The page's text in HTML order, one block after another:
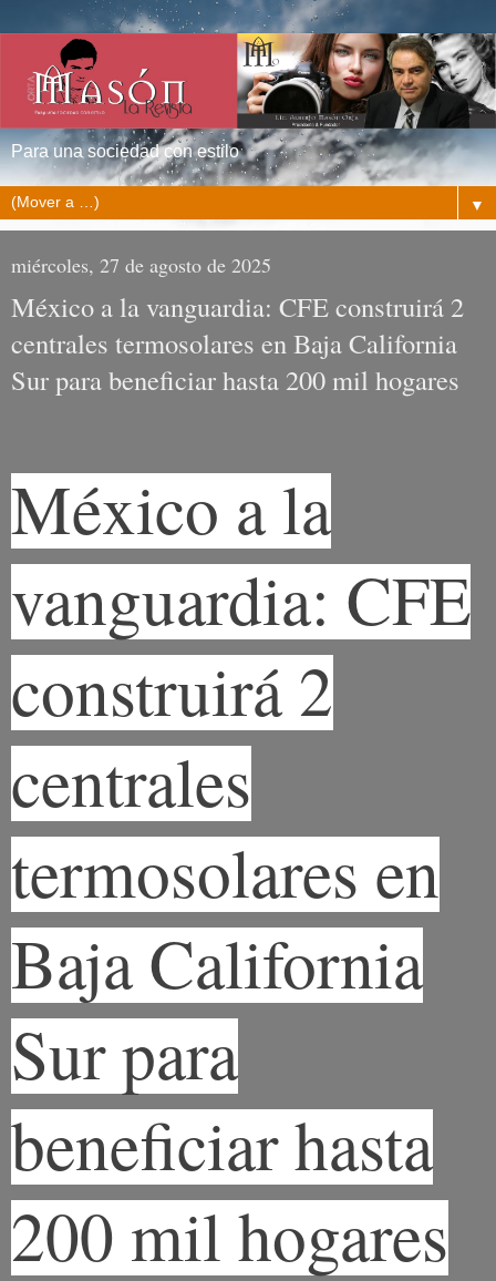
Para una sociedad con estilo
▼
miércoles, 27 de agosto de 2025
México a la vanguardia: CFE construirá 2
centrales termosolares en Baja California
Sur para beneficiar hasta 200 mil hogares
México a la
vanguardia: CFE
construirá 2
centrales
termosolares en
Baja California
Sur para
beneficiar hasta
200 mil hogares